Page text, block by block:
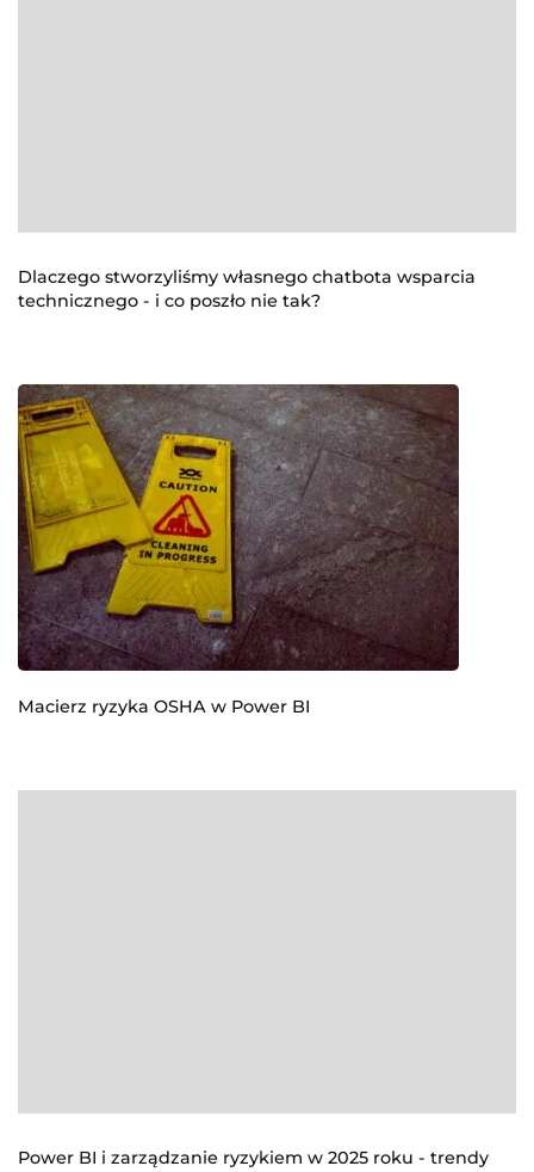
Dlaczego stworzyliśmy własnego chatbota wsparcia
technicznego - i co poszło nie tak?
Macierz ryzyka OSHA w Power BI
Power BI i zarządzanie ryzykiem w 2025 roku - trendy